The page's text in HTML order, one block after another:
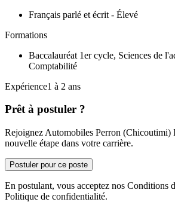
Français parlé et écrit - Élevé
Formations
Baccalauréat 1er cycle, Sciences de
Comptabilité
Expérience1 à 2 ans
Prêt à postuler ?
Rejoignez Automobiles Perron (Chicoutimi)
nouvelle étape dans votre carrière.
Postuler pour ce poste
En postulant, vous acceptez nos Conditions
Politique de confidentialité.